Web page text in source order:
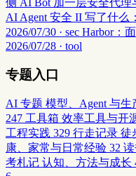
侧 AI Bot 加一层安全代理
AI Agent 安全 II 写了什么
2026/07/30 · sec Harbor：
2026/07/28 · tool
专题入口
AI 专题 模型、Agent 与生
247 工具箱 效率工具与开
工程实践 329 行走记录 徒
康、家常与日常经验 32
考札记 认知、方法与成长